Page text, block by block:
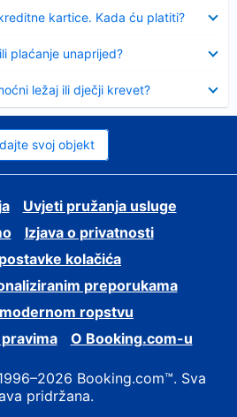
kartice. Kada ću platiti?
plaćanje unaprijed?
ležaj ili dječji krevet?
svoj objekt
Uvjeti pružanja usluge
Izjava o privatnosti
kolačića
preporukama
ropstvu
O Booking.com-u
Booking.com™. Sva
pridržana.